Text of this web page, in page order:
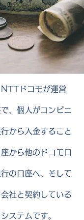
NTTドコモが運営
、個人がコンビニ
から入金すること
から他のドコモ口
の口座へ、そして
社と契約している
ステムです。